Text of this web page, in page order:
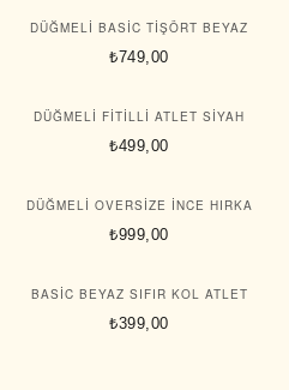
DÜĞMELI BASIC TIŞÖRT BEYAZ
₺749,00
DÜĞMELI FITILLI ATLET SIYAH
₺499,00
DÜĞMELI OVERSIZE İNCE HIRKA
₺999,00
BASIC BEYAZ SIFIR KOL ATLET
₺399,00